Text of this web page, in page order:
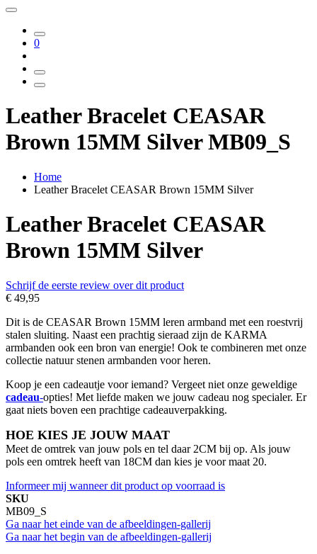
0
Leather Bracelet CEASAR
Brown 15MM Silver MB09_S
Home
Leather Bracelet CEASAR Brown 15MM Silver
Leather Bracelet CEASAR
Brown 15MM Silver
Schrijf de eerste review over dit product
€ 49,95
Dit is de CEASAR Brown 15MM leren armband met een roestvrij
stalen sluiting. Naast een prachtig sieraad zijn de KARMA
armbanden ook een bron van energie! Ook te combineren met onze
collectie natuur stenen armbanden voor heren.
Koop je een cadeautje voor iemand? Vergeet niet onze geweldige
cadeau-opties! Met liefde maken we jouw cadeau nog specialer. Er
gaat niets boven een prachtige cadeauverpakking.
HOE KIES JE JOUW MAAT
Meet de omtrek van jouw pols en tel daar 2CM bij op. Als jouw
pols een omtrek heeft van 18CM dan kies je voor maat 20.
Informeer mij wanneer dit product op voorraad is
SKU
MB09_S
Ga naar het einde van de afbeeldingen-gallerij
Ga naar het begin van de afbeeldingen-gallerij